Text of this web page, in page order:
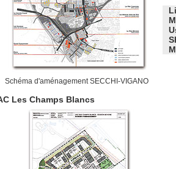
Schéma d'aménagement SECCHI-VIGANO
Les Champs Blancs